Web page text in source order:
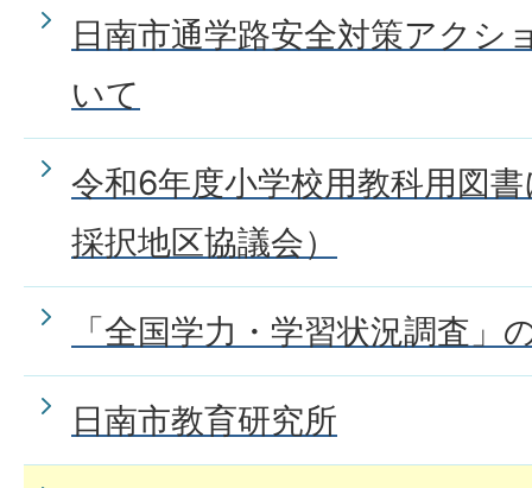
日南市通学路安全対策アクシ
いて
令和6年度小学校用教科用図
採択地区協議会）
「全国学力・学習状況調査」
日南市教育研究所